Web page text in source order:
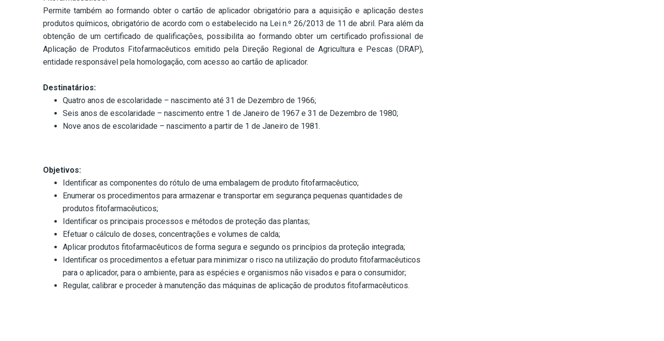
Permite também ao formando obter o cartão de aplicador obrigatório para a aquisição e aplicação destes
produtos químicos, obrigatório de acordo com o estabelecido na Lei n.º 26/2013 de 11 de abril. Para além da
obtenção de um certificado de qualificações, possibilita ao formando obter um certificado profissional de
Aplicação de Produtos Fitofarmacêuticos emitido pela Direção Regional de Agricultura e Pescas (DRAP),
entidade responsável pela homologação, com acesso ao cartão de aplicador.
Destinatários:
Quatro anos de escolaridade – nascimento até 31 de Dezembro de 1966;
Seis anos de escolaridade – nascimento entre 1 de Janeiro de 1967 e 31 de Dezembro de 1980;
Nove anos de escolaridade – nascimento a partir de 1 de Janeiro de 1981.
Objetivos:
Identificar as componentes do rótulo de uma embalagem de produto fitofarmacêutico;
Enumerar os procedimentos para armazenar e transportar em segurança pequenas quantidades de
produtos fitofarmacêuticos;
Identificar os principais processos e métodos de proteção das plantas;
Efetuar o cálculo de doses, concentrações e volumes de calda;
Aplicar produtos fitofarmacêuticos de forma segura e segundo os princípios da proteção integrada;
Identificar os procedimentos a efetuar para minimizar o risco na utilização do produto fitofarmacêuticos
para o aplicador, para o ambiente, para as espécies e organismos não visados e para o consumidor;
Regular, calibrar e proceder à manutenção das máquinas de aplicação de produtos fitofarmacêuticos.